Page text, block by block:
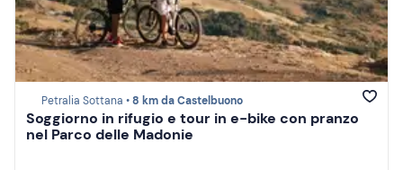
Petralia Sottana •8 km da Castelbuono
Soggiorno in rifugio e tour in e-bike con pranzo
nel Parco delle Madonie